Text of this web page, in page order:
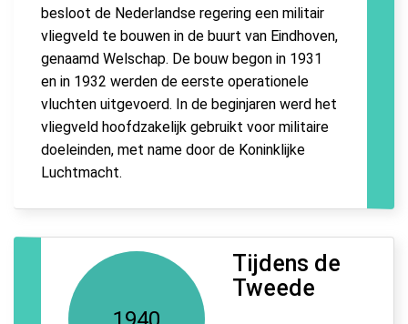
besloot de Nederlandse regering een militair
vliegveld te bouwen in de buurt van Eindhoven,
genaamd Welschap. De bouw begon in 1931
en in 1932 werden de eerste operationele
vluchten uitgevoerd. In de beginjaren werd het
vliegveld hoofdzakelijk gebruikt voor militaire
doeleinden, met name door de Koninklijke
Luchtmacht.
Tijdens de
Tweede